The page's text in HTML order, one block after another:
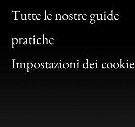
Tutte le nostre guide
pratiche
Impostazioni dei cookie